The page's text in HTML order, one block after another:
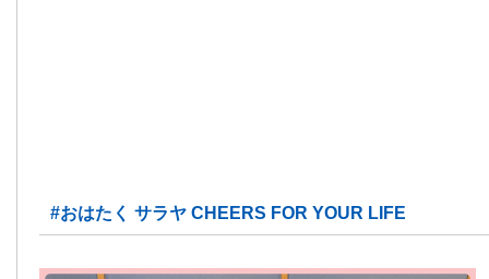
#おはたく サラヤ CHEERS FOR YOUR LIFE